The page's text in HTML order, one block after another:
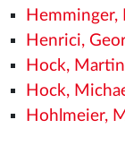
Hemminger,
Henrici,
Hock, Martin
Hock,
Hohlmeier,